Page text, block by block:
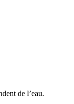
de l’eau.